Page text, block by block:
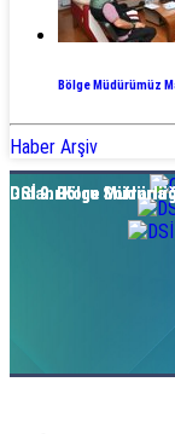
Bölge Müdürümüz
Haber Arşiv
Gıdanı Koru Sofrana
DSİ 9. Bölge
DSİ 9. Bölge